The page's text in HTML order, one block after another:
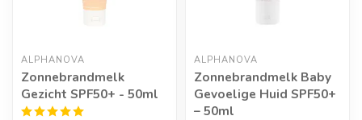
ALPHANOVA
Zonnebrandmelk
Gezicht SPF50+ - 50ml
ALPHANOVA
Zonnebrandmelk Baby
Gevoelige Huid SPF50+
– 50ml